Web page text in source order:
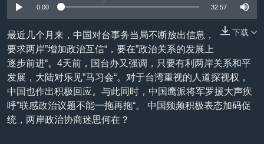
检
索
非洲
美洲
全球议题
军事
劳工
环境
国会报道
美中关系
美国建国250周年
埃博拉疫情
美国之音专访
重要讲话与声明
VOA今日焦点
中文广播
关注我们
0:00 32:57
下载
最近几个月来，中国对台事务当局不断放出信息，
要求两岸”增加政治互信“，要在”政治关系的发展上
逐步前进“。4天前，国台办又强调，只要有利两岸关系和平
发展，大陆对乐见”马习会“。对于台湾重视的人道探视权，
中国也作出积极回应。与此同时，中国鹰派将军罗援大声疾
呼”联感政治议题不能一拖再拖“。 中国频频积极表态加码促
统，两岸政治协商迷思何在？